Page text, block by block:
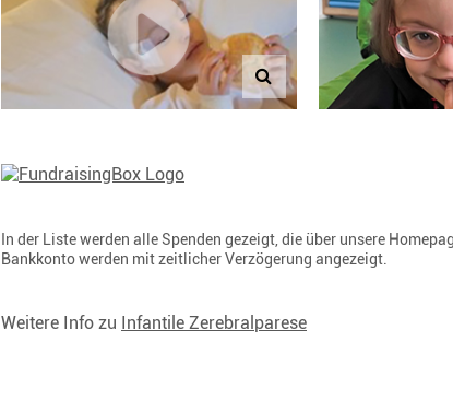
In der Liste werden alle Spenden gezeigt, die über unsere
Bankkonto werden mit zeitlicher Verzögerung angezeigt.
Weitere Info zu Infantile Zerebralparese